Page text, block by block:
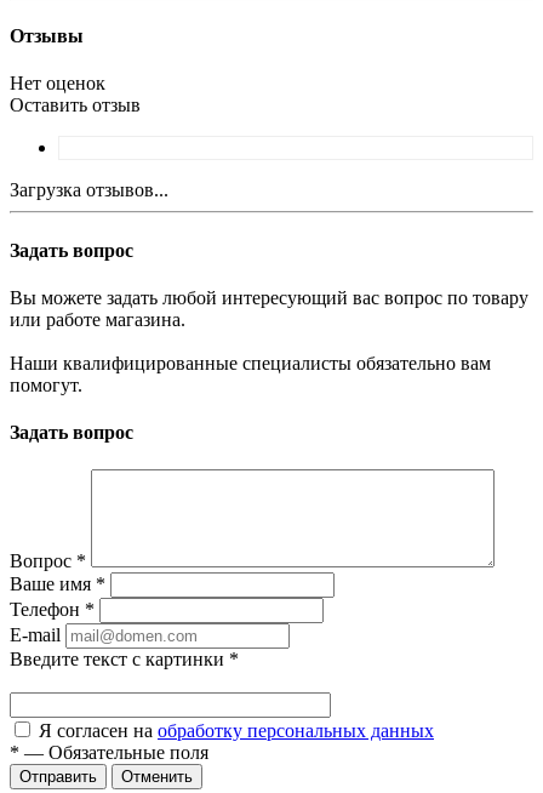
Отзывы
Нет оценок
Оставить отзыв
Загрузка отзывов...
Задать вопрос
Вы можете задать любой интересующий вас вопрос по товару
или работе магазина.
Наши квалифицированные специалисты обязательно вам
помогут.
Задать вопрос
Вопрос *
Ваше имя *
Телефон *
E-mail
Введите текст с картинки *
Я согласен на обработку персональных данных
* — Обязательные поля
Отменить